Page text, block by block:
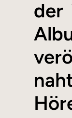
der